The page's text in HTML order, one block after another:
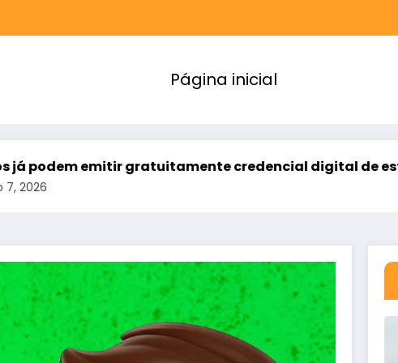
Página inicial
gratuitamente credencial digital de estacionamento